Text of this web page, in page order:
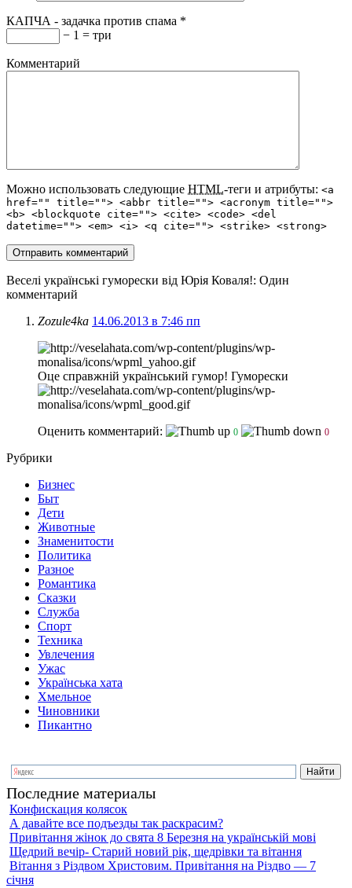
КАПЧА - задачка против спама *
− 1 = три
Комментарий
Можно использовать следующие HTML-теги и атрибуты: <a
href="" title=""> <abbr title=""> <acronym title="">
<b> <blockquote cite=""> <cite> <code> <del
datetime=""> <em> <i> <q cite=""> <strike> <strong>
Веселі українські гуморески від Юрія Коваля!: Один
комментарий
Zozule4ka 14.06.2013 в 7:46 пп
Оце справжній український гумор! Гуморески
Оценить комментарий: 0 0
Рубрики
Бизнес
Быт
Дети
Животные
Знаменитости
Политика
Разное
Романтика
Сказки
Служба
Спорт
Техника
Увлечения
Ужас
Українська хата
Хмельное
Чиновники
Пикантно
Последние материалы
Конфискация колясок
А давайте все подъезды так раскрасим?
Привітання жінок до свята 8 Березня на українській мові
Щедрий вечір- Старий новий рік, щедрівки та вітання
Вітання з Різдвом Христовим. Привітання на Різдво — 7
січня